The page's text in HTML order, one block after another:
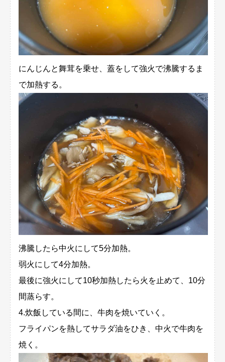
にんじんと舞茸を乗せ、蓋をして強火で沸騰するま
で加熱する。
沸騰したら中火にして5分加熱。
弱火にして4分加熱。
最後に強火にして10秒加熱したら火を止めて、10分
間蒸らす。
4.炊飯している間に、牛肉を焼いていく。
フライパンを熱してサラダ油をひき、中火で牛肉を
焼く。